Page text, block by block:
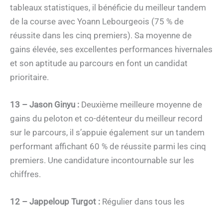
tableaux statistiques, il bénéficie du meilleur tandem
de la course avec Yoann Lebourgeois (75 % de
réussite dans les cinq premiers). Sa moyenne de
gains élevée, ses excellentes performances hivernales
et son aptitude au parcours en font un candidat
prioritaire.
13 – Jason Ginyu : Deuxième meilleure moyenne de
gains du peloton et co-détenteur du meilleur record
sur le parcours, il s’appuie également sur un tandem
performant affichant 60 % de réussite parmi les cinq
premiers. Une candidature incontournable sur les
chiffres.
12 – Jappeloup Turgot : Régulier dans tous les